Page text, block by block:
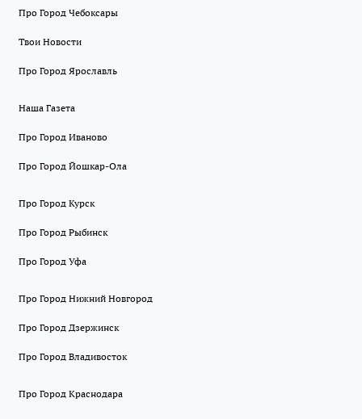
Про Город Чебоксары
Твои Новости
Про Город Ярославль
Наша Газета
Про Город Иваново
Про Город Йошкар-Ола
Про Город Курск
Про Город Рыбинск
Про Город Уфа
Про Город Нижний Новгород
Про Город Дзержинск
Про Город Владивосток
Про Город Краснодара